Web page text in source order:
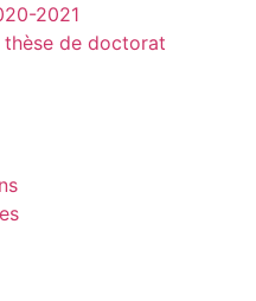
2021
thèse de doctorat